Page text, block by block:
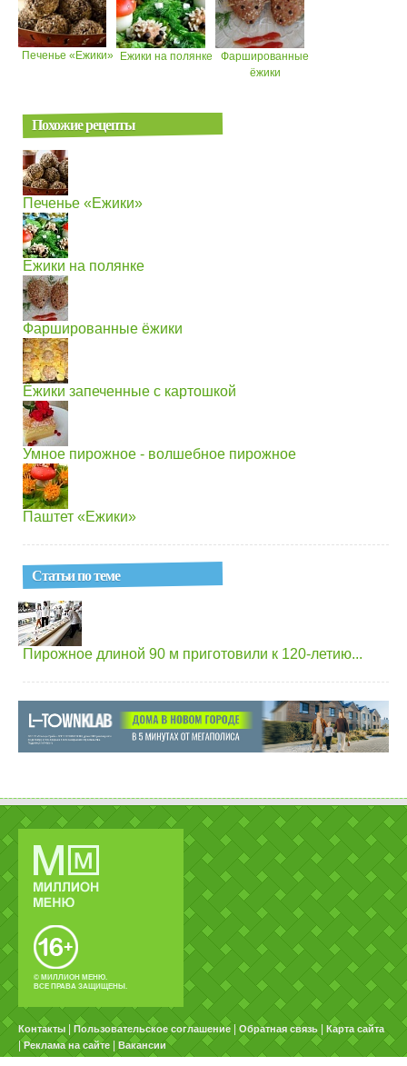
Печенье «Ежики» Ежики на полянке
Фаршированные
ёжики
Похожие рецепты
Печенье «Ежики»
Ежики на полянке
Фаршированные ёжики
Ёжики запеченные с картошкой
Умное пирожное - волшебное пирожное
Паштет «Ежики»
Статьи по теме
Пирожное длиной 90 м приготовили к 120-летию...
© МИЛЛИОН МЕНЮ.
ВСЕ ПРАВА ЗАЩИЩЕНЫ.
Контакты Пользовательское соглашение Обратная связь Карта сайта
|Реклама на сайте Вакансии